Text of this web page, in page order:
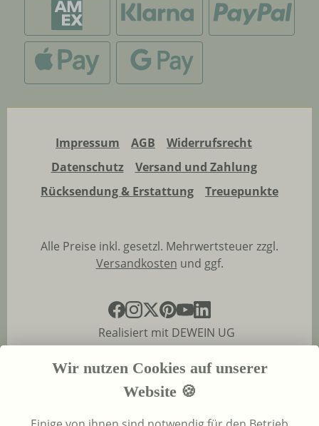
Impressum AGB
Widerrufsrecht
Datenschutz
Versand und Zahlung
Rücksendung & Erstattung
Treuepunkte
Alle Preise inkl. gesetzl. Mehrwertsteuer zzgl.
Versandkosten und ggf.
Realisiert mit DEWEIN UG
Wir nutzen Cookies auf unserer
Website 🍪